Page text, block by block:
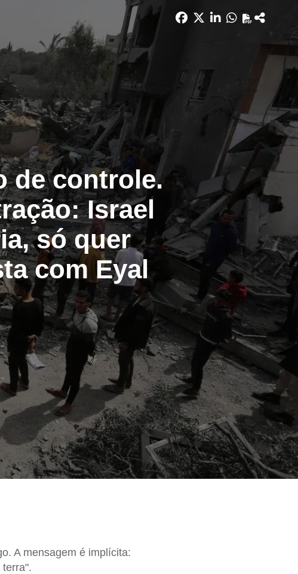
de controle.
Israel
só quer
com Eyal
A mensagem é implícita: